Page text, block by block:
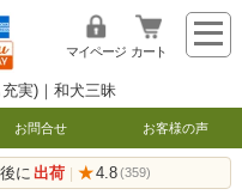
実)｜和犬三昧
マイページ カート
お問合せ お客様の声
に 出荷 | ★4.8 (359)